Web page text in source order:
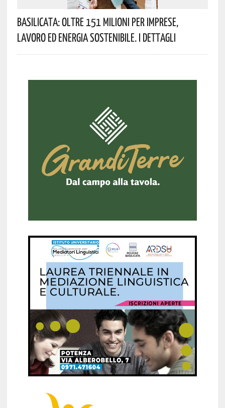
Basilicata: Oltre 151 Milioni Per Imprese,
Lavoro Ed Energia Sostenibile. I Dettagli